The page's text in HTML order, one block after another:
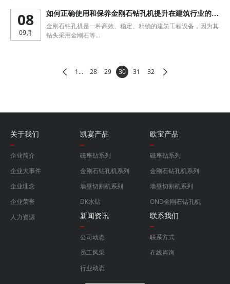
如何正确使用和保养金刚石钻孔机提升在建筑行业的作
用
08
09月
金刚石钻孔机是一种高效、稳定、精确的建筑工程设备，因为其
钻头采用金刚石等...
1... 28 29 30 31 32
关于我们
企业简介
企业大事件
企业理念
企业荣誉
人力资源
凯宴产品
磁座钻系列
金刚石钻孔机系列
墙壁切割机系列
DK水钻
欧宝产品
磁座钻系列
金刚石钻孔机系列
墙壁切割机系列
OND金刚石钻孔机
新闻资讯
公司动态
员工风采
行业动态
联系我们
联系方式
在线咨询